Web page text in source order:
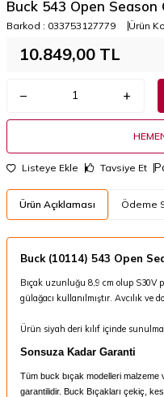
Buck 543 Open Season
Barkod : 033753127779 Ürün
10.849,00 TL
Listeye Ekle Tavsiye Et
Ürün Açıklaması Ödeme
Buck (10114) 543 Open
Bıçak uzunluğu 8,9 cm olup S30V
gülağacı kullanılmıştır. Avcılık
Ürün siyah deri kılıf içinde
Sonsuza Kadar Garanti
Tüm buck bıçak modelleri malzeme
garantilidir. Buck Bıçakları çekiç,